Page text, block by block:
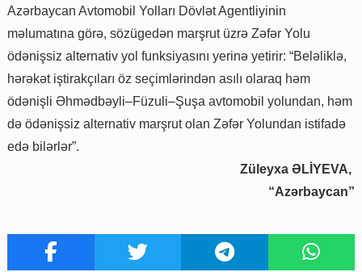
Azərbaycan Avtomobil Yolları Dövlət Agentliyinin
məlumatına görə, sözügedən marşrut üzrə Zəfər Yolu
ödənişsiz alternativ yol funksiyasını yerinə yetirir: “Beləliklə,
hərəkət iştirakçıları öz seçimlərindən asılı olaraq həm
ödənişli Əhmədbəyli–Füzuli–Şuşa avtomobil yolundan, həm
də ödənişsiz alternativ marşrut olan Zəfər Yolundan istifadə
edə bilərlər”.
Züleyxa ƏLİYEVA,
“Azərbaycan”